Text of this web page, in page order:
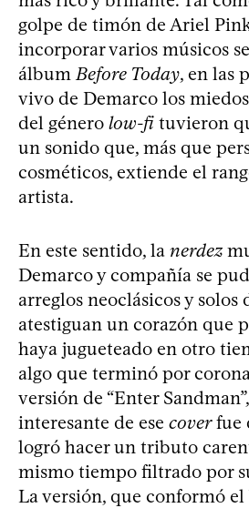
golpe de timón de Ariel
incorporar varios músicos
álbum Before Today, en las
vivo de Demarco los
del género low-fi tuvieron
un sonido que, más que
cosméticos, extiende el
artista.
En este sentido, la nerdez
Demarco y compañía se
arreglos neoclásicos y solos
atestiguan un corazón que
haya jugueteado en otro
algo que terminó por
versión de “Enter
interesante de ese coverfue
logró hacer un tributo
mismo tiempo filtrado por
La versión, que conformó